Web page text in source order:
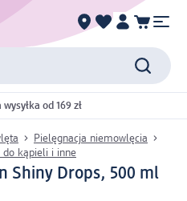
od 169 zł
Pielęgnacja niemowlęcia
do kąpieli i inne
Shiny Drops, 500 ml